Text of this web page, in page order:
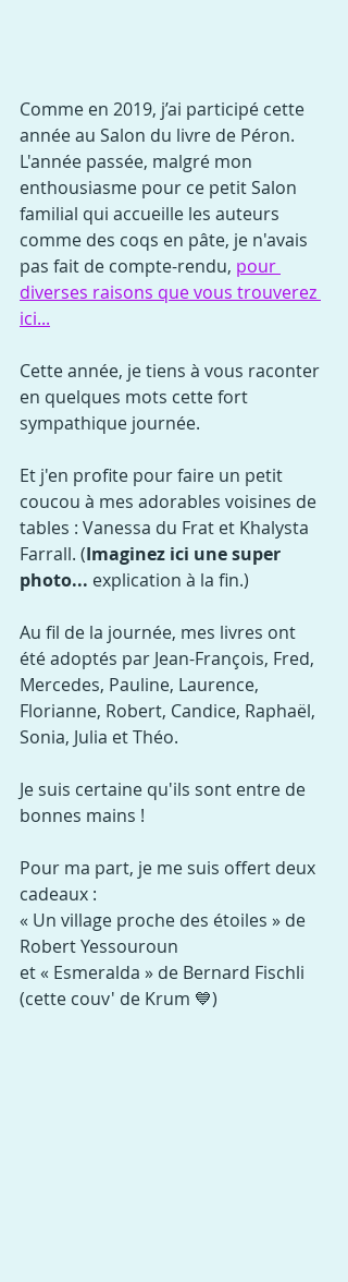
Comme en 2019, j’ai participé cette
année au Salon du livre de Péron.
L'année passée, malgré mon
enthousiasme pour ce petit Salon
familial qui accueille les auteurs
comme des coqs en pâte, je n'avais
pas fait de compte-rendu, pour
diverses raisons que vous trouverez
ici...
Cette année, je tiens à vous raconter
en quelques mots cette fort
sympathique journée.
Et j'en profite pour faire un petit
coucou à mes adorables voisines de
tables : Vanessa du Frat et Khalysta
Farrall. (Imaginez ici une super
photo... explication à la fin.)
Au fil de la journée, mes livres ont
été adoptés par Jean-François, Fred,
Mercedes, Pauline, Laurence,
Florianne, Robert, Candice, Raphaël,
Sonia, Julia et Théo.
Je suis certaine qu'ils sont entre de
bonnes mains !
Pour ma part, je me suis offert deux
cadeaux :
« Un village proche des étoiles » de
Robert Yessouroun
et « Esmeralda » de Bernard Fischli
(cette couv' de Krum 💙)